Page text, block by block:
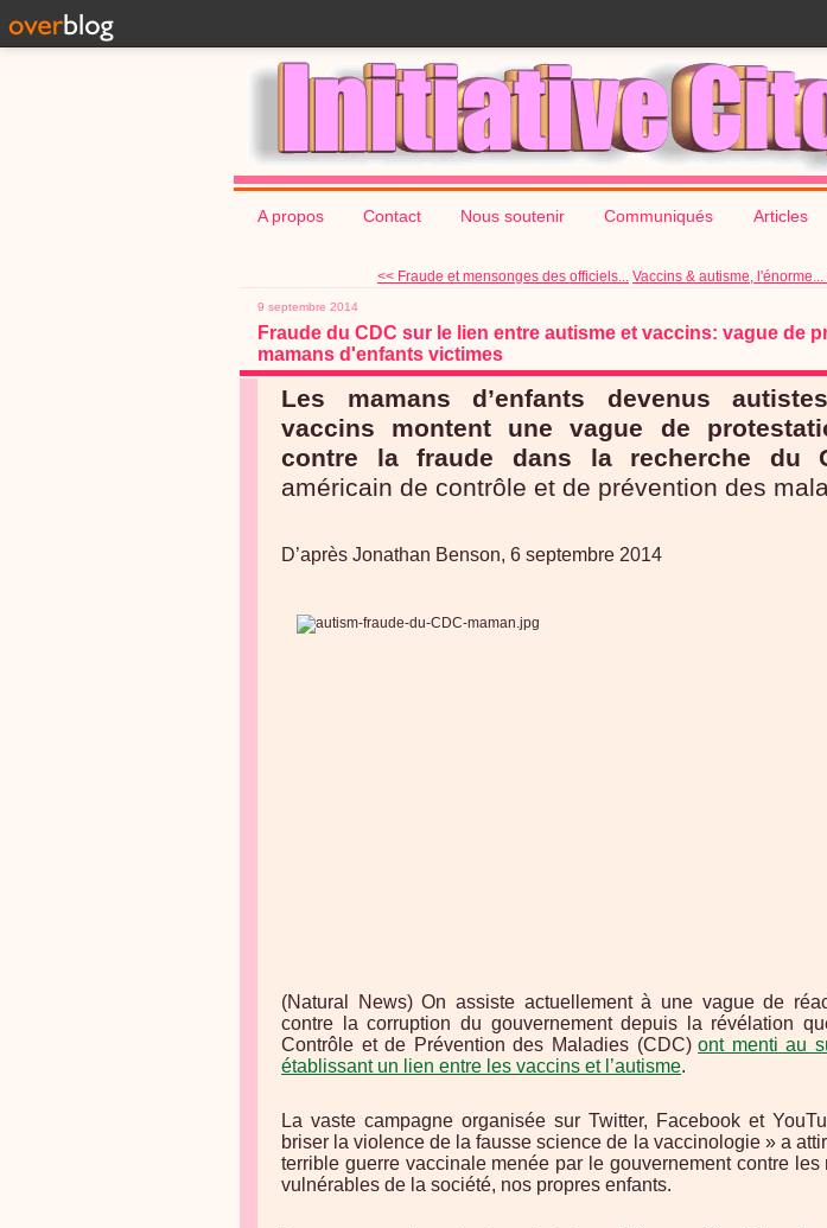
A propos Contact Nous soutenir Communiqués Articles
<< Fraude et mensonges des officiels... Vaccins & autisme, l'énorme...
9 septembre 2014
Fraude du CDC sur le lien entre autisme et vaccins: vague de
mamans d'enfants victimes
Les mamans d’enfants devenus
vaccins montent une vague de
contre la fraude dans la recherche du
américain de contrôle et de prévention des
D’après Jonathan Benson, 6 septembre 2014
(Natural News) On assiste actuellement à une vague de
contre la corruption du gouvernement depuis la révélation
Contrôle et de Prévention des Maladies (CDC) ont menti au
établissant un lien entre les vaccins et l’autisme.
La vaste campagne organisée sur Twitter, Facebook et
briser la violence de la fausse science de la vaccinologie » a
terrible guerre vaccinale menée par le gouvernement contre les
vulnérables de la société, nos propres enfants.